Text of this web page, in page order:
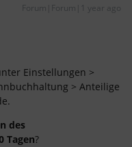
Forum|Forum|1 year ago
Einstellungen >
> Anteilige
des
Tagen?